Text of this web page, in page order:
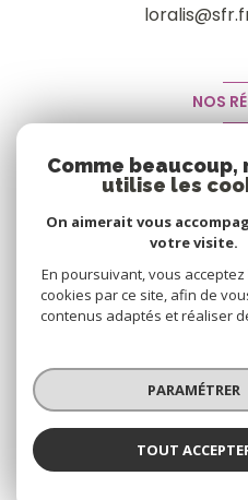
NOS
© 2026 | Tous
Nos honoraires
Nos
Comme beaucoup,
utilise les
On aimerait vous
votre visite.
En poursuivant, vous
cookies par ce site, afin de
contenus adaptés et réaliser
PARAMÉTRER
TOUT